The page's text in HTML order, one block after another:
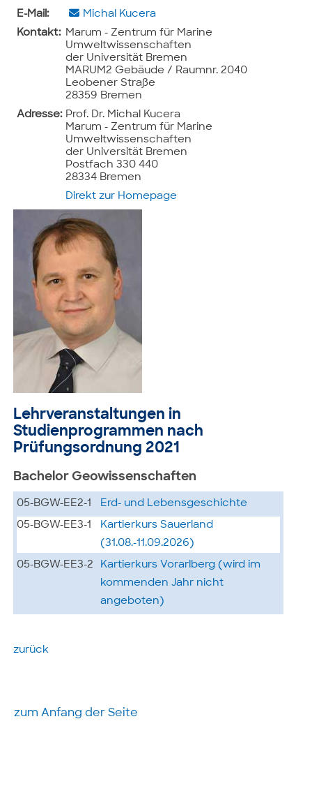
E-Mail:
Michal Kucera
Kontakt: Marum - Zentrum für Marine
Umweltwissenschaften
der Universität Bremen
MARUM2 Gebäude / Raumnr. 2040
Leobener Straße
28359 Bremen
Adresse: Prof. Dr. Michal Kucera
Marum - Zentrum für Marine
Umweltwissenschaften
der Universität Bremen
Postfach 330 440
28334 Bremen
Direkt zur Homepage
Lehrveranstaltungen in
Studienprogrammen nach
Prüfungsordnung 2021
Bachelor Geowissenschaften
05-BGW-EE2-1 Erd- und Lebensgeschichte
05-BGW-EE3-1
Kartierkurs Sauerland
(31.08.-11.09.2026)
05-BGW-EE3-2
Kartierkurs Vorarlberg (wird im
kommenden Jahr nicht
angeboten)
zurück
zum Anfang der Seite